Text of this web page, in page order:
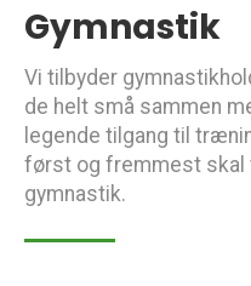
Gymnastik
Vi tilbyder
de helt små sammen
legende tilgang til
først og fremmest skal
gymnastik.